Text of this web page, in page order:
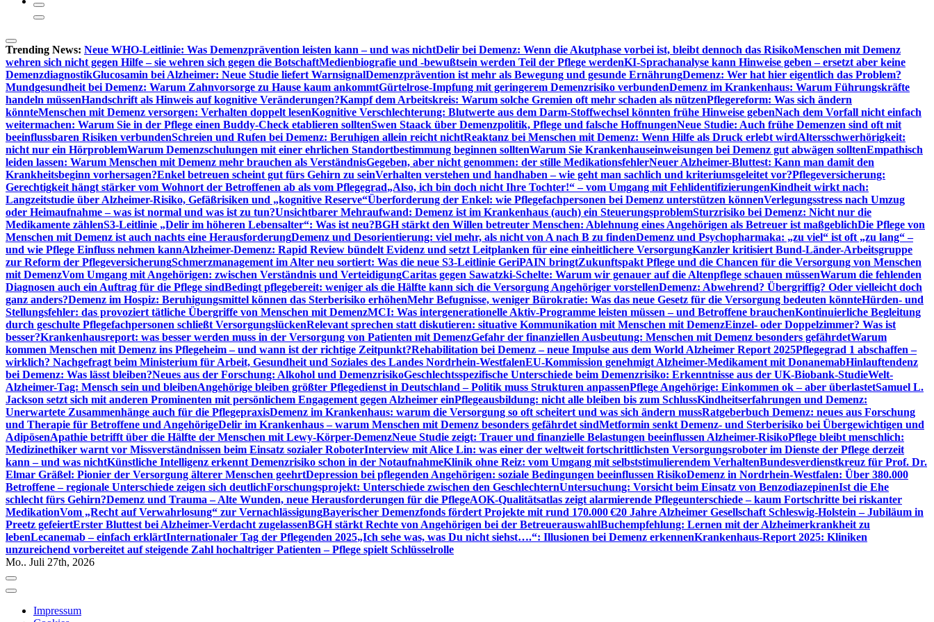
Trending News: Neue WHO-Leitlinie: Was Demenzprävention leisten kann – und was nichtDelir bei Demenz: Wenn die Akutphase vorbei ist, bleibt dennoch das RisikoMenschen mit Demenz
wehren sich nicht gegen Hilfe – sie wehren sich gegen die BotschaftMedienbiografie und -bewußtsein werden Teil der Pflege werdenKI-Sprachanalyse kann Hinweise geben – ersetzt aber keine
DemenzdiagnostikGlucosamin bei Alzheimer: Neue Studie liefert WarnsignalDemenzprävention ist mehr als Bewegung und gesunde ErnährungDemenz: Wer hat hier eigentlich das Problem?
Mundgesundheit bei Demenz: Warum Zahnvorsorge zu Hause kaum ankommtGürtelrose-Impfung mit geringerem Demenzrisiko verbundenDemenz im Krankenhaus: Warum Führungskräfte
handeln müssenHandschrift als Hinweis auf kognitive Veränderungen?Kampf dem Arbeitskreis: Warum solche Gremien oft mehr schaden als nützenPflegereform: Was sich ändern
könnteMenschen mit Demenz versorgen: Verhalten doppelt lesenKognitive Verschlechterung: Blutwerte aus dem Darm-Stoffwechsel könnten frühe Hinweise gebenNach dem Vorfall nicht einfach
weitermachen: Warum Sie in der Pflege einen Buddy-Check etablieren solltenSwen Staack über Demenzpolitik, Pflege und falsche HoffnungenNeue Studie: Auch frühe Demenzen sind oft mit
beeinflussbaren Risiken verbundenSchreien und Rufen bei Demenz: Beruhigen allein reicht nichtReaktanz bei Menschen mit Demenz: Wenn Hilfe als Druck erlebt wirdAltersschwerhörigkeit:
nicht nur ein HörproblemWarum Demenzschulungen mit einer ehrlichen Standortbestimmung beginnen solltenWarum Sie Krankenhauseinweisungen bei Demenz gut abwägen solltenEmpathisch
leiden lassen: Warum Menschen mit Demenz mehr brauchen als VerständnisGegeben, aber nicht genommen: der stille MedikationsfehlerNeuer Alzheimer-Bluttest: Kann man damit den
Krankheitsbeginn vorhersagen?Enkel betreuen scheint gut fürs Gehirn zu seinVerhalten verstehen und handhaben – wie geht man sachlich und kriteriumsgeleitet vor?Pflegeversicherung:
Gerechtigkeit hängt stärker vom Wohnort der Betroffenen ab als vom Pflegegrad„Also, ich bin doch nicht Ihre Tochter!“ – vom Umgang mit FehlidentifizierungenKindheit wirkt nach:
Langzeitstudie über Alzheimer-Risiko, Gefäßrisiken und „kognitive Reserve“Überforderung der Enkel: wie Pflegefachpersonen bei Demenz unterstützen könnenVerlegungsstress nach Umzug
oder Heimaufnahme – was ist normal und was ist zu tun?Unsichtbarer Mehraufwand: Demenz ist im Krankenhaus (auch) ein SteuerungsproblemSturzrisiko bei Demenz: Nicht nur die
Medikamente zählenS3-Leitlinie „Delir im höheren Lebensalter“: Was ist neu?BGH stärkt den Willen betreuter Menschen: Ablehnung eines Angehörigen als Betreuer ist maßgeblichDie Pflege von
Menschen mit Demenz ist auch nachts eine HerausforderungDemenz und Desorientierung: viel mehr, als nicht von A nach B zu findenDemenz und Psychopharmaka: „zu viel“ ist oft „zu lang“ –
und wie Pflege Einfluss nehmen kannAlzheimer-Demenz: Rapid Review bündelt Evidenz und setzt Leitplanken für eine einheitlichere VersorgungKanzler kritisiert Bund-Länder-Arbeitsgruppe
zur Reform der PflegeversicherungSchmerzmanagement im Alter neu sortiert: Was die neue S3-Leitlinie GeriPAIN bringtZukunftspakt Pflege und die Chancen für die Versorgung von Menschen
mit DemenzVom Umgang mit Angehörigen: zwischen Verständnis und VerteidigungCaritas gegen Sawatzki-Schelte: Warum wir genauer auf die Altenpflege schauen müssenWarum die fehlenden
Diagnosen auch ein Auftrag für die Pflege sindBedingt pflegebereit: weniger als die Hälfte kann sich die Versorgung Angehöriger vorstellenDemenz: Abwehrend? Übergriffig? Oder vielleicht doch
ganz anders?Demenz im Hospiz: Beruhigungsmittel können das Sterberisiko erhöhenMehr Befugnisse, weniger Bürokratie: Was das neue Gesetz für die Versorgung bedeuten könnteHürden- und
Stellungsfehler: das provoziert tätliche Übergriffe von Menschen mit DemenzMCI: Was intergenerationelle Aktiv-Programme leisten müssen – und Betroffene brauchenKontinuierliche Begleitung
durch geschulte Pflegefachpersonen schließt VersorgungslückenRelevant sprechen statt diskutieren: situative Kommunikation mit Menschen mit DemenzEinzel- oder Doppelzimmer? Was ist
besser?Krankenhausreport: was besser werden muss in der Versorgung von Patienten mit DemenzGefahr der finanziellen Ausbeutung: Menschen mit Demenz besonders gefährdetWarum
kommen Menschen mit Demenz ins Pflegeheim – und wann ist der richtige Zeitpunkt?Rehabilitation bei Demenz – neue Impulse aus dem World Alzheimer Report 2025Pflegegrad 1 abschaffen –
wirklich? Nachgefragt beim Ministerium für Arbeit, Gesundheit und Soziales des Landes Nordrhein-WestfalenEU-Kommission genehmigt Alzheimer-Medikament mit DonanemabHinlauftendenz
bei Demenz: Was lässt bleiben?Neues aus der Forschung: Alkohol und DemenzrisikoGeschlechtsspezifische Unterschiede beim Demenzrisiko: Erkenntnisse aus der UK-Biobank-StudieWelt-
Alzheimer-Tag: Mensch sein und bleibenAngehörige bleiben größter Pflegedienst in Deutschland – Politik muss Strukturen anpassenPflege Angehörige: Einkommen ok – aber überlastetSamuel L.
Jackson setzt sich mit anderen Prominenten mit persönlichem Engagement gegen Alzheimer einPflegeausbildung: nicht alle bleiben bis zum SchlussKindheitserfahrungen und Demenz:
Unerwartete Zusammenhänge auch für die PflegepraxisDemenz im Krankenhaus: warum die Versorgung so oft scheitert und was sich ändern mussRatgeberbuch Demenz: neues aus Forschung
und Therapie für Betroffene und AngehörigeDelir im Krankenhaus – warum Menschen mit Demenz besonders gefährdet sindMetformin senkt Demenz- und Sterberisiko bei Übergewichtigen und
AdipösenApathie betrifft über die Hälfte der Menschen mit Lewy-Körper-DemenzNeue Studie zeigt: Trauer und finanzielle Belastungen beeinflussen Alzheimer-RisikoPflege bleibt menschlich:
Medizinethiker warnt vor Missverständnissen beim Einsatz sozialer RoboterInterview mit Alice Lin: was einer der weltweit fortschrittlichsten Versorgungsroboter im Dienste der Pflege derzeit
kann – und was nichtKünstliche Intelligenz erkennt Demenzrisiko schon in der NotaufnahmeKlinik ohne Reiz: vom Umgang mit selbststimulierendem VerhaltenBundesverdienstkreuz für Prof. Dr.
Elmar Gräßel: Pionier der Versorgung älterer Menschen geehrtDepression bei pflegenden Angehörigen: soziale Bedingungen beeinflussen RisikoDemenz in Nordrhein-Westfalen: Über 380.000
Betroffene – regionale Unterschiede zeigen sich deutlichForschungsprojekt: Unterschiede zwischen den GeschlechternUntersuchung: Vorsicht beim Einsatz von BenzodiazepinenIst die Ehe
schlecht fürs Gehirn?Demenz und Trauma – Alte Wunden, neue Herausforderungen für die PflegeAOK-Qualitätsatlas zeigt alarmierende Pflegeunterschiede – kaum Fortschritte bei riskanter
MedikationVom „Recht auf Verwahrlosung“ zur VernachlässigungBayerischer Demenzfonds fördert Projekte mit rund 170.000 €20 Jahre Alzheimer Gesellschaft Schleswig-Holstein – Jubiläum in
Preetz gefeiertErster Bluttest bei Alzheimer-Verdacht zugelassenBGH stärkt Rechte von Angehörigen bei der BetreuerauswahlBuchempfehlung: Lernen mit der Alzheimerkrankheit zu
lebenLecanemab – einfach erklärtInternationaler Tag der Pflegenden 2025„Ich sehe was, was Du nicht siehst….“: Illusionen bei Demenz erkennenKrankenhaus-Report 2025: Kliniken
unzureichend vorbereitet auf steigende Zahl hochaltriger Patienten – Pflege spielt Schlüsselrolle
Mo.. Juli 27th, 2026
Impressum